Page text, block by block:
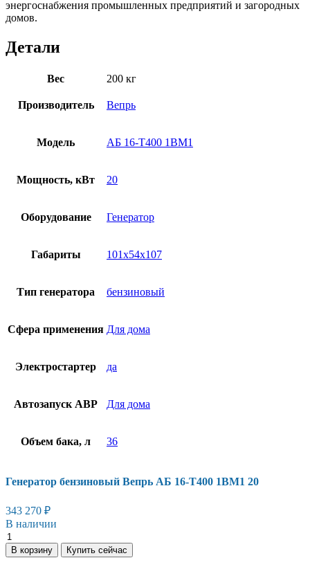
энергоснабжения промышленных предприятий и загородных
домов.
Детали
Вес 200 кг
Производитель Вепрь
Модель АБ 16-Т400 1ВМ1
Мощность, кВт 20
Оборудование Генератор
Габариты 101x54x107
Тип генератора бензиновый
Сфера применения Для дома
Электростартер да
Автозапуск АВР Для дома
Объем бака, л 36
Генератор бензиновый Вепрь АБ 16-Т400 1ВМ1 20
343 270 ₽
В наличии
В корзину Купить сейчас